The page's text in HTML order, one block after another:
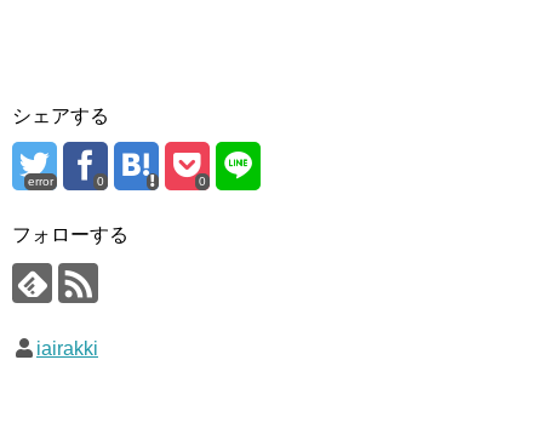
シェアする
error 0 0
フォローする
iairakki